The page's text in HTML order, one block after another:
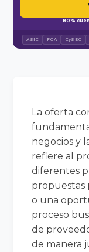
80%
ASIC FCA CySEC
La oferta
negocios y
refiere al
diferentes
propuestas
o una
proceso
de
de manera